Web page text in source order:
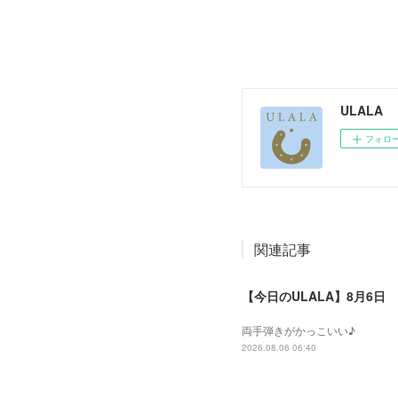
ULALA
フォロ
関連記事
【今日のULALA】8月6日
両手弾きがかっこいい♪
2026.08.06 06:40